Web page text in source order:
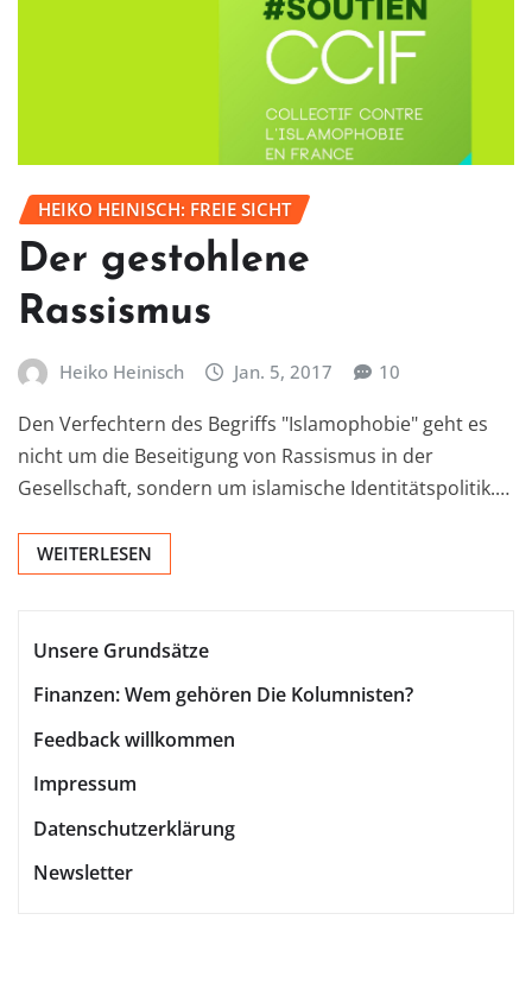
HEIKO HEINISCH: FREIE SICHT
Der gestohlene
Rassismus
Heiko Heinisch Jan. 5, 2017 10
Den Verfechtern des Begriffs "Islamophobie" geht es
nicht um die Beseitigung von Rassismus in der
Gesellschaft, sondern um islamische Identitätspolitik.…
WEITERLESEN
Unsere Grundsätze
Finanzen: Wem gehören Die Kolumnisten?
Feedback willkommen
Impressum
Datenschutzerklärung
Newsletter